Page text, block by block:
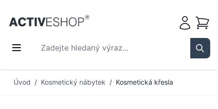
Zadejte hledaný výraz...
Košík
Úvod / Kosmetický nábytek / Kosmetická křesla